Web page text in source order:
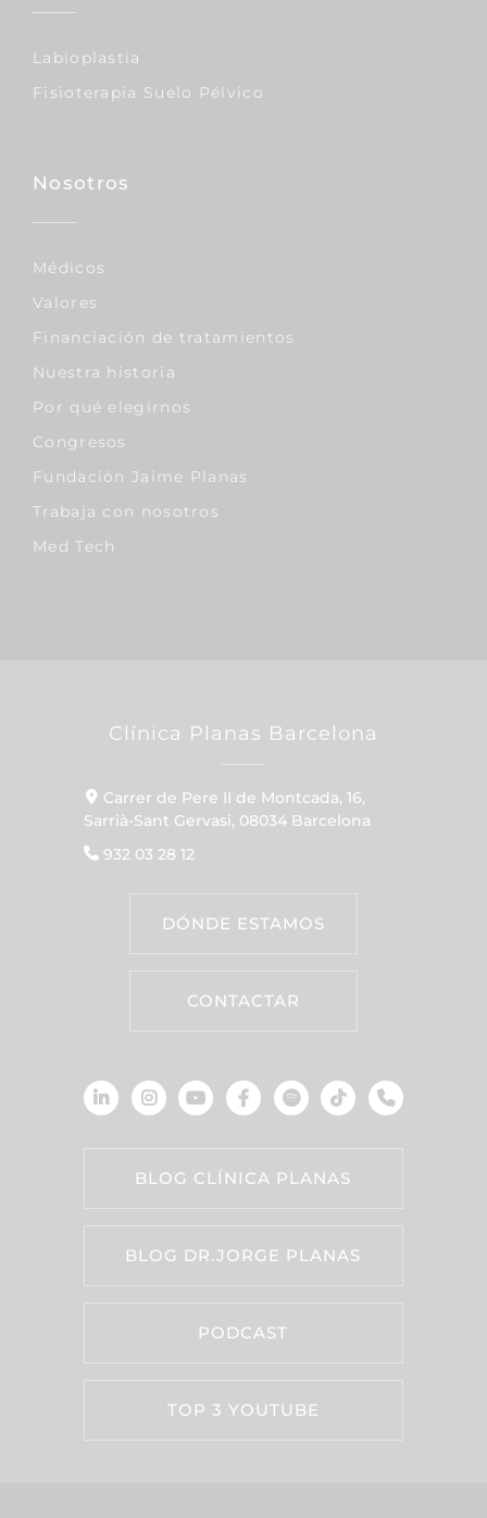
Labioplastia
Fisioterapia Suelo Pélvico
Nosotros
Médicos
Valores
Financiación de tratamientos
Nuestra historia
Por qué elegirnos
Congresos
Fundación Jaime Planas
Trabaja con nosotros
Med Tech
Clínica Planas Barcelona
Carrer de Pere II de Montcada, 16,
Sarrià-Sant Gervasi, 08034 Barcelona
932 03 28 12
DÓNDE ESTAMOS
CONTACTAR
BLOG CLÍNICA PLANAS
BLOG DR.JORGE PLANAS
PODCAST
TOP 3 YOUTUBE